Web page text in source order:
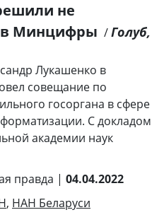
не
в Минцифры /Голуб,
Лукашенко в
совещание по
госоргана в сфере
С докладом
академии наук
правда | 04.04.2022
, НАН Беларуси